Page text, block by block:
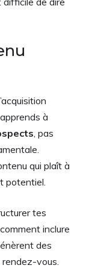
apprends à
, pas
qui plaît à
potentiel.
tes
inclure
des
vous.